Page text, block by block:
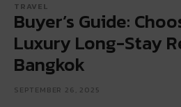
TRAVEL
Buyer’s Guide:
Luxury Long-Stay
Bangkok
SEPTEMBER 26, 2025